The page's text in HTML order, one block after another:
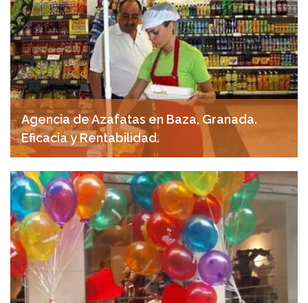
Agencia de Azafatas en Baza, Granada.
Eficacia y Rentabilidad.
abril 29, 2025